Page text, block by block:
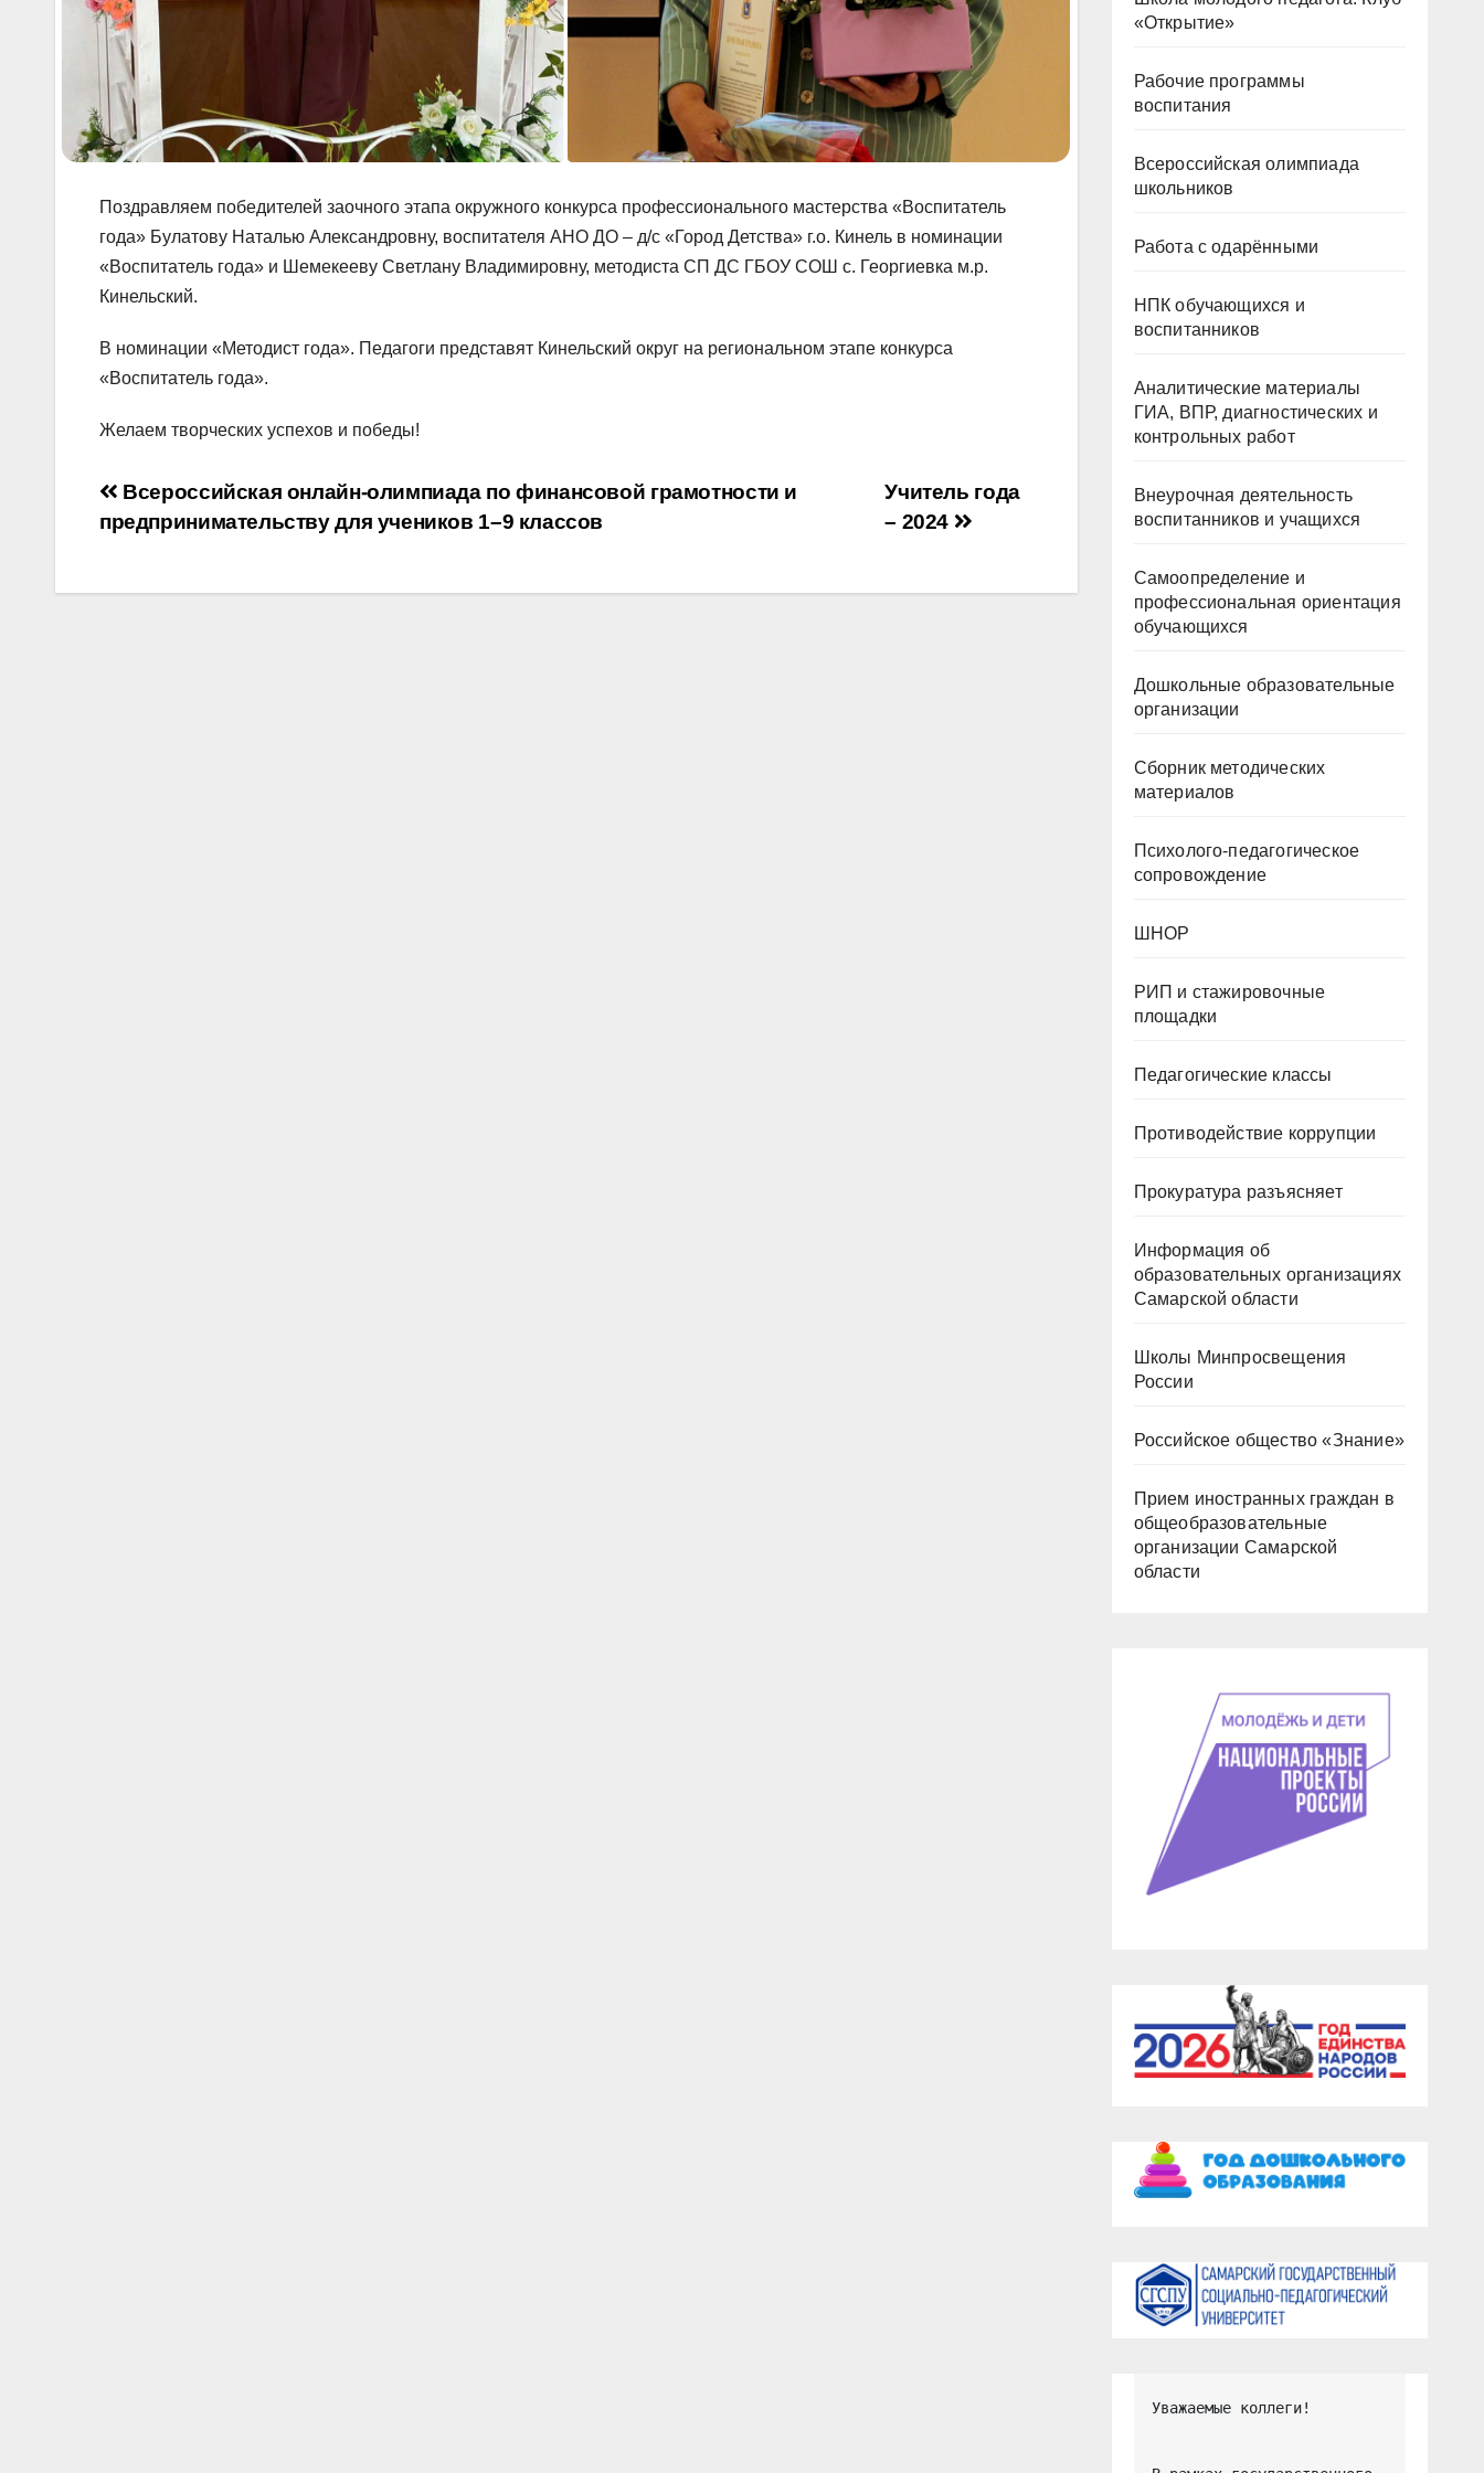
Поздравляем победителей заочного этапа окружного конкурса профессионального мастерства «Воспитатель
года» Булатову Наталью Александровну, воспитателя АНО ДО – д/с «Город Детства» г.о. Кинель в номинации
«Воспитатель года» и Шемекееву Светлану Владимировну, методиста СП ДС ГБОУ СОШ с. Георгиевка м.р.
Кинельский.
В номинации «Методист года». Педагоги представят Кинельский округ на региональном этапе конкурса
«Воспитатель года».
Желаем творческих успехов и победы!
Навигация
по
записям
Учитель года
– 2024
Всероссийская онлайн-олимпиада по финансовой грамотности и
предпринимательству для учеников 1–9 классов
«Открытие»
Рабочие программы
воспитания
Всероссийская олимпиада
школьников
Работа с одарёнными
НПК обучающихся и
воспитанников
Аналитические материалы
ГИА, ВПР, диагностических и
контрольных работ
Внеурочная деятельность
воспитанников и учащихся
Самоопределение и
профессиональная ориентация
обучающихся
Дошкольные образовательные
организации
Сборник методических
материалов
Психолого-педагогическое
сопровождение
ШНОР
РИП и стажировочные
площадки
Педагогические классы
Противодействие коррупции
Прокуратура разъясняет
Информация об
образовательных организациях
Самарской области
Школы Минпросвещения
России
Российское общество «Знание»
Прием иностранных граждан в
общеобразовательные
организации Самарской
области
Уважаемые коллеги!